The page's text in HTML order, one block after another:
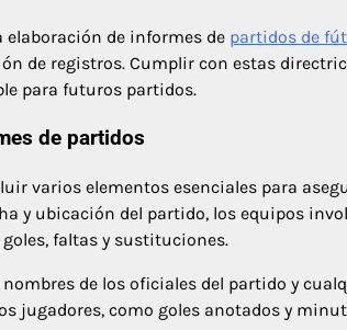
de informes de partidos de
de registros. Cumplir con estas
para futuros partidos.
de partidos
varios elementos esenciales para
y ubicación del partido, los equipos
faltas y sustituciones.
de los oficiales del partido y
jugadores, como goles anotados y